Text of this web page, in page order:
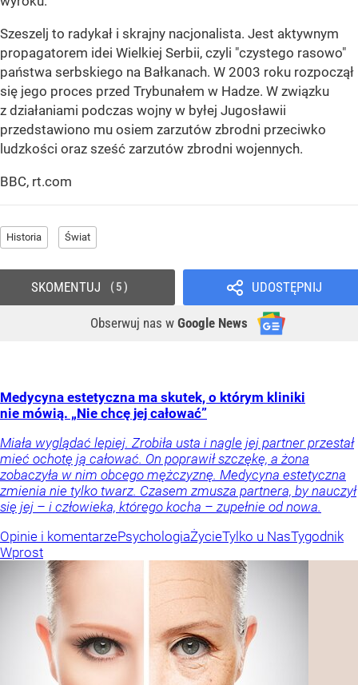
Szeszelj to radykał i skrajny nacjonalista. Jest aktywnym
propagatorem idei Wielkiej Serbii, czyli "czystego rasowo"
państwa serbskiego na Bałkanach. W 2003 roku rozpoczął
się jego proces przed Trybunałem w Hadze. W związku
z działaniami podczas wojny w byłej Jugosławii
przedstawiono mu osiem zarzutów zbrodni przeciwko
ludzkości oraz sześć zarzutów zbrodni wojennych.
BBC, rt.com
Historia Świat
UDOSTĘPNIJ
Obserwuj nas w Google News
SKOMENTUJ 5
Medycyna estetyczna ma skutek, o którym kliniki
nie mówią. „Nie chcę jej całować”
Miała wyglądać lepiej. Zrobiła usta i nagle jej partner przestał
mieć ochotę ją całować. On poprawił szczękę, a żona
zobaczyła w nim obcego mężczyznę. Medycyna estetyczna
zmienia nie tylko twarz. Czasem zmusza partnera, by nauczył
się jej – i człowieka, którego kocha – zupełnie od nowa.
Opinie i komentarzePsychologiaŻycieTylko u NasTygodnik
Wprost